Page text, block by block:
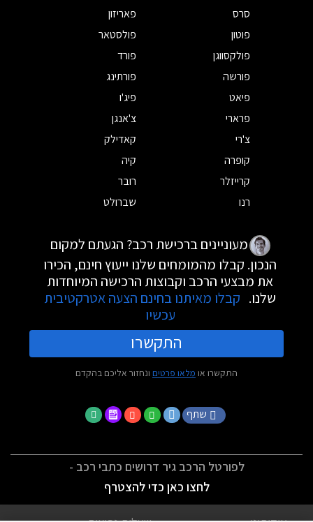
סרס
פאריזון
פוטון
פולסטאר
פולקסווגן
פורד
פורשה
פורתינג
פיאט
פיג'ו
פרארי
צ'אנגן
צ'רי
קאדילק
קופרה
קיה
קרייזלר
רובר
רנו
שברולט
מעוניינים ברכישת רכב? הגעתם למקום
הנכון. קבלו מהמומחים שלנו ייעוץ חינם, הכירו
את מבצעי הרכב וקבוצות הרכישה המיוחדות
שלנו. קבלו מאיתנו בחינם הצעה אטרקטיבית
עכשיו
התקשרו
התקשרו או מלאו פרטים ונחזור אליכם בהקדם
שתף
לפורטל הרכב גיר דרושים כתבי רכב -
לחצו כאן כדי להצטרף